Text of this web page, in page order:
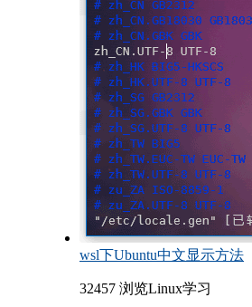
wsl下Ubuntu中文显示方法
32457 浏览Linux学习